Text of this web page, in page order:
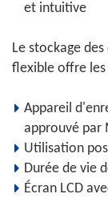
et intuitive
Le stockage
flexible offre les
Appareil
approuvé par
Utilisation
Durée de vie
Écran LCD